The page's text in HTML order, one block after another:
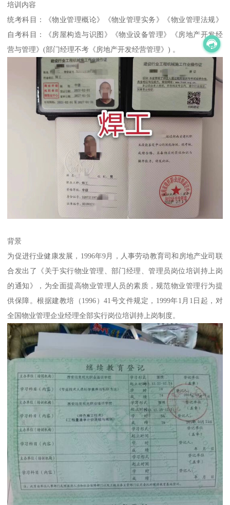
培训内容
统考科目：《物业管理概论》《物业管理实务》《物业管理法规》
自考科目：《房屋构造与识图》《物业设备管理》《房地产开发经
营与管理》(部门经理不考《房地产开发经营管理》) 。
背景
为促进行业健康发展，1996年9月，人事劳动教育司和房地产业司联
合发出了《关于实行物业管理、部门经理、管理员岗位培训持上岗
的通知》，为全面提高物业管理人员的素质，规范物业管理行为提
供保障。根据建教培（1996）41号文件规定，1999年1月1日起，对
全国物业管理企业经理全部实行岗位培训持上岗制度。